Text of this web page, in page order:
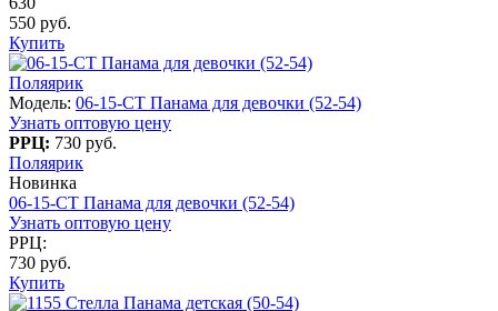
550 руб.
Купить
Поляярик
Модель: 06-15-CT Панама для девочки (52-54)
Узнать оптовую цену
РРЦ: 730 руб.
Поляярик
Новинка
06-15-CT Панама для девочки (52-54)
Узнать оптовую цену
РРЦ:
730 руб.
Купить